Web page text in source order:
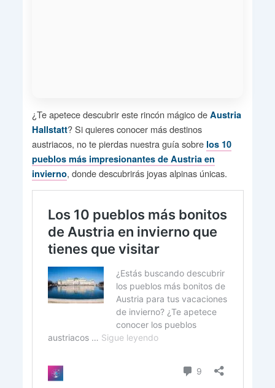
¿Te apetece descubrir este rincón mágico de Austria
Hallstatt? Si quieres conocer más destinos
austriacos, no te pierdas nuestra guía sobre los 10
pueblos más impresionantes de Austria en
invierno, donde descubrirás joyas alpinas únicas.